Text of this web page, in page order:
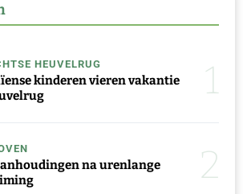
HEUVELRUG
kinderen vieren vakantie
1
na urenlange
2